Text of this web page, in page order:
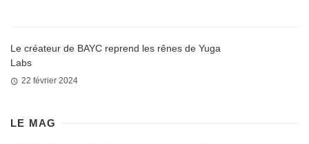
Le créateur de BAYC reprend les rênes de Yuga
Labs
22 février 2024
LE MAG